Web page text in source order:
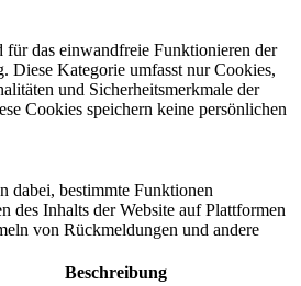
das einwandfreie Funktionieren der
Diese Kategorie umfasst nur Cookies,
und Sicherheitsmerkmale der
Cookies speichern keine persönlichen
dabei, bestimmte Funktionen
des Inhalts der Website auf Plattformen
von Rückmeldungen und andere
Beschreibung